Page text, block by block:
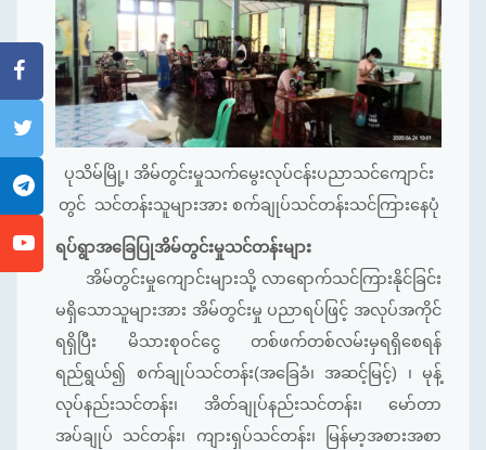
ပုသိမ်မြို့၊ အိမ်တွင်းမှုသက်မွေးလုပ်ငန်းပညာသင်ကျောင်း
တွင် သင်တန်းသူများအား စက်ချုပ်သင်တန်းသင်ကြားနေပုံ
ရပ်ရွာအခြေပြုအိမ်တွင်းမှုသင်တန်းများ
အိမ်တွင်းမှုကျောင်းများသို့ လာရောက်သင်ကြားနိုင်ခြင်း
မရှိသောသူများအား အိမ်တွင်းမှု ပညာရပ်ဖြင့် အလုပ်အကိုင်
ရရှိပြီး မိသားစုဝင်ငွေ တစ်ဖက်တစ်လမ်းမှရရှိစေရန်
ရည်ရွယ်၍ စက်ချုပ်သင်တန်း(အခြေခံ၊ အဆင့်မြင့်) ၊ မုန့်
လုပ်နည်းသင်တန်း၊ အိတ်ချုပ်နည်းသင်တန်း၊ မော်တာ
အပ်ချုပ် သင်တန်း၊ ကျားရှပ်သင်တန်း၊ မြန်မာ့အစားအစာ